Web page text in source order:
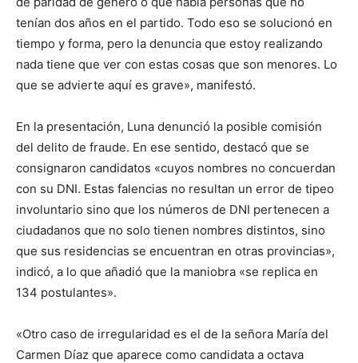
tenían dos años en el partido. Todo eso se solucionó en
tiempo y forma, pero la denuncia que estoy realizando
nada tiene que ver con estas cosas que son menores. Lo
que se advierte aquí es grave», manifestó.
En la presentación, Luna denunció la posible comisión
del delito de fraude. En ese sentido, destacó que se
consignaron candidatos «cuyos nombres no concuerdan
con su DNI. Estas falencias no resultan un error de tipeo
involuntario sino que los números de DNI pertenecen a
ciudadanos que no solo tienen nombres distintos, sino
que sus residencias se encuentran en otras provincias»,
indicó, a lo que añadió que la maniobra «se replica en
134 postulantes».
«Otro caso de irregularidad es el de la señora María del
Carmen Díaz que aparece como candidata a octava